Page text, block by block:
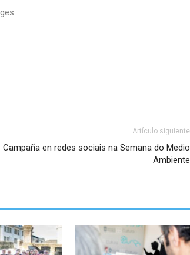
Artículo siguiente
Campaña en redes sociais na Semana do Medio
Ambiente